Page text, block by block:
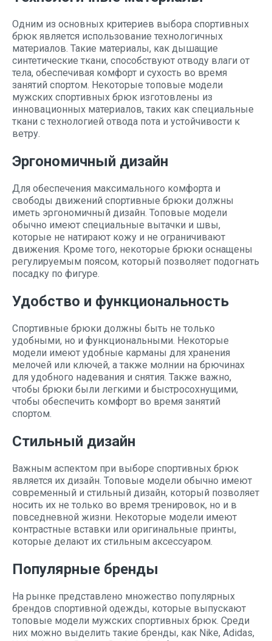
Одним из основных критериев выбора спортивных
брюк является использование технологичных
материалов. Такие материалы, как дышащие
синтетические ткани, способствуют отводу влаги от
тела, обеспечивая комфорт и сухость во время
занятий спортом. Некоторые топовые модели
мужских спортивных брюк изготовлены из
инновационных материалов, таких как специальные
ткани с технологией отвода пота и устойчивости к
ветру.
Эргономичный дизайн
Для обеспечения максимального комфорта и
свободы движений спортивные брюки должны
иметь эргономичный дизайн. Топовые модели
обычно имеют специальные вытачки и швы,
которые не натирают кожу и не ограничивают
движения. Кроме того, некоторые брюки оснащены
регулируемым поясом, который позволяет подогнать
посадку по фигуре.
Удобство и функциональность
Спортивные брюки должны быть не только
удобными, но и функциональными. Некоторые
модели имеют удобные карманы для хранения
мелочей или ключей, а также молнии на брючинах
для удобного надевания и снятия. Также важно,
чтобы брюки были легкими и быстросохнущими,
чтобы обеспечить комфорт во время занятий
спортом.
Стильный дизайн
Важным аспектом при выборе спортивных брюк
является их дизайн. Топовые модели обычно имеют
современный и стильный дизайн, который позволяет
носить их не только во время тренировок, но и в
повседневной жизни. Некоторые модели имеют
контрастные вставки или оригинальные принты,
которые делают их стильным аксессуаром.
Популярные бренды
На рынке представлено множество популярных
брендов спортивной одежды, которые выпускают
топовые модели мужских спортивных брюк. Среди
них можно выделить такие бренды, как Nike, Adidas,